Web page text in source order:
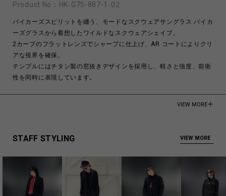
Product No： HK-G75-887-1-02
バイカーズスピリットを纏う、モードなスクウェアサングラス バイカ
ーズグラスから着想したワイルドなスクウェアシェイプ。
2カーブのフラットレンズでシャープに仕上げ、AR コートによりクリ
アな視界を確保。
テンプルにはチタン製の窓抜きデザインを採用し、軽さと強度、前衛
性を同時に表現しています。
VIEW MORE
STAFF STYLING VIEW MORE